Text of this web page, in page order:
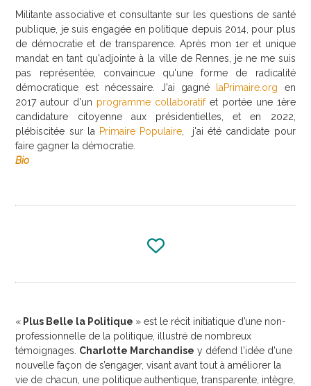
Militante associative et consultante sur les questions de santé
publique, je suis engagée en politique depuis 2014, pour plus
de démocratie et de transparence. Après mon 1er et unique
mandat en tant qu'adjointe à la ville de Rennes, je ne me suis
pas représentée, convaincue qu'une forme de radicalité
démocratique est nécessaire. J'ai gagné laPrimaire.org en
2017 autour d'un programme collaboratif et portée une 1ère
candidature citoyenne aux présidentielles, et en 2022,
plébiscitée sur la Primaire Populaire, j'ai été candidate pour
faire gagner la démocratie.
Bio
« Plus Belle la Politique » est le récit initiatique d’une non-
professionnelle de la politique, illustré de nombreux
témoignages. Charlotte Marchandise y défend l'idée d'une
nouvelle façon de s’engager, visant avant tout à améliorer la
vie de chacun, une politique authentique, transparente, intègre,